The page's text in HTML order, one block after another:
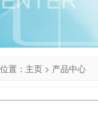
置： 主页 > 产品中心